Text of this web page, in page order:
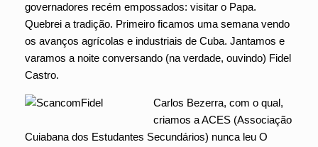
governadores recém empossados: visitar o Papa.
Quebrei a tradição. Primeiro ficamos uma semana vendo
os avanços agrícolas e industriais de Cuba. Jantamos e
varamos a noite conversando (na verdade, ouvindo) Fidel
Castro.
Carlos Bezerra, com o qual,
criamos a ACES (Associação
Cuiabana dos Estudantes Secundários) nunca leu O